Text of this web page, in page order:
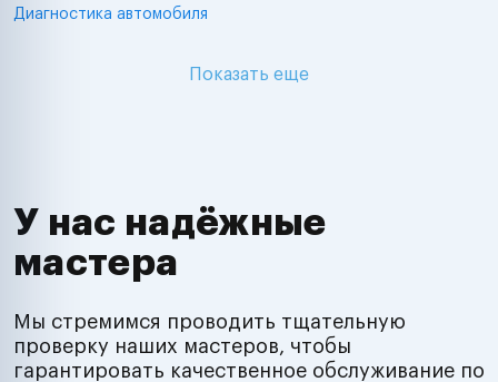
Диагностика автомобиля
Показать еще
У нас надёжные
мастера
Мы стремимся проводить тщательную
проверку наших мастеров, чтобы
гарантировать качественное обслуживание по